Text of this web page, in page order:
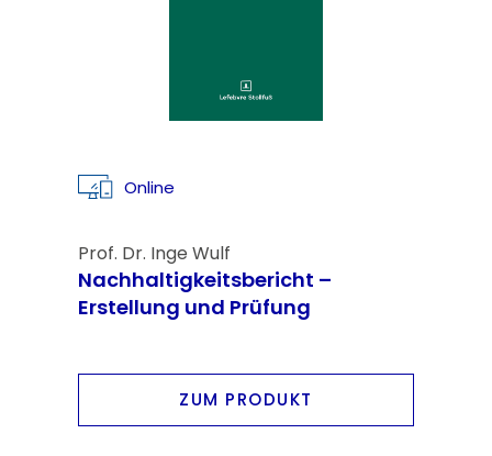
Online
Prof. Dr. Inge Wulf
Nachhaltigkeitsbericht –
Erstellung und Prüfung
ZUM PRODUKT